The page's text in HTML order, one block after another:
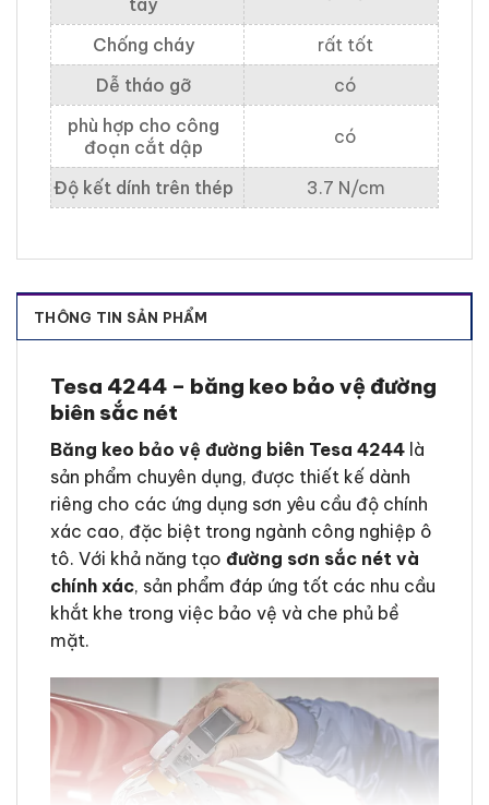
THÔNG TIN SẢN PHẨM
Tesa 4244 – băng keo bảo vệ đường
biên sắc nét
Băng keo bảo vệ đường biên Tesa 4244 là
sản phẩm chuyên dụng, được thiết kế dành
riêng cho các ứng dụng sơn yêu cầu độ chính
xác cao, đặc biệt trong ngành công nghiệp ô
tô. Với khả năng tạo đường sơn sắc nét và
chính xác, sản phẩm đáp ứng tốt các nhu cầu
khắt khe trong việc bảo vệ và che phủ bề
mặt.
tay
Chống cháy
rất tốt
Dễ tháo gỡ
có
phù hợp cho công
đoạn cắt dập
có
Độ kết dính trên thép 3.7 N/cm